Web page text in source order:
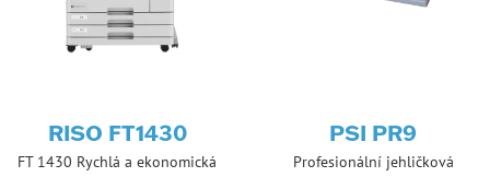
RISO FT1430
FT 1430 Rychlá a ekonomická
PSI PR9
Profesionální jehličková